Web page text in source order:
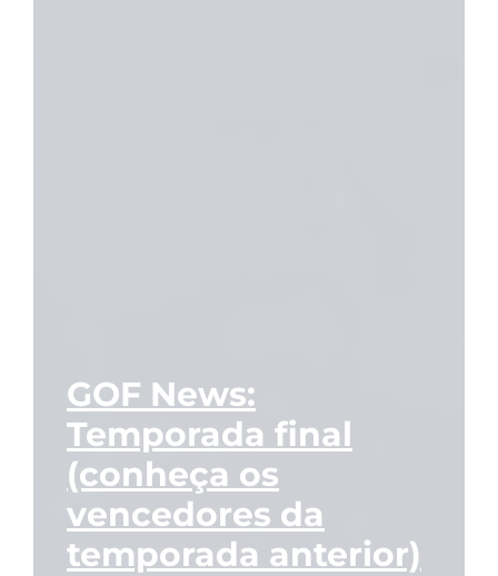
GOF News:
Temporada final
(conheça os
vencedores da
temporada anterior)